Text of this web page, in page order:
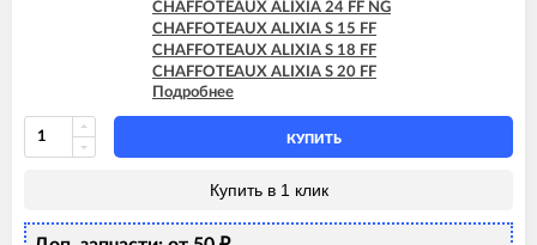
CHAFFOTEAUX ALIXIA 24 FF NG
CHAFFOTEAUX ALIXIA S 15 FF
CHAFFOTEAUX ALIXIA S 18 FF
CHAFFOTEAUX ALIXIA S 20 FF
CHAFFOTEAUX ALIXIA S 24 FF
CHAFFOTEAUX ALIXIA SIMPLE 18 FF
CHAFFOTEAUX ALIXIA SIMPLE 24 FF
CHAFFOTEAUX ALIXIA SIMPLE S 18 FF
CHAFFOTEAUX NIAGARA C 25 FF
CHAFFOTEAUX PIGMA 25 FF
Подробнее
КУПИТЬ
Купить в 1 клик